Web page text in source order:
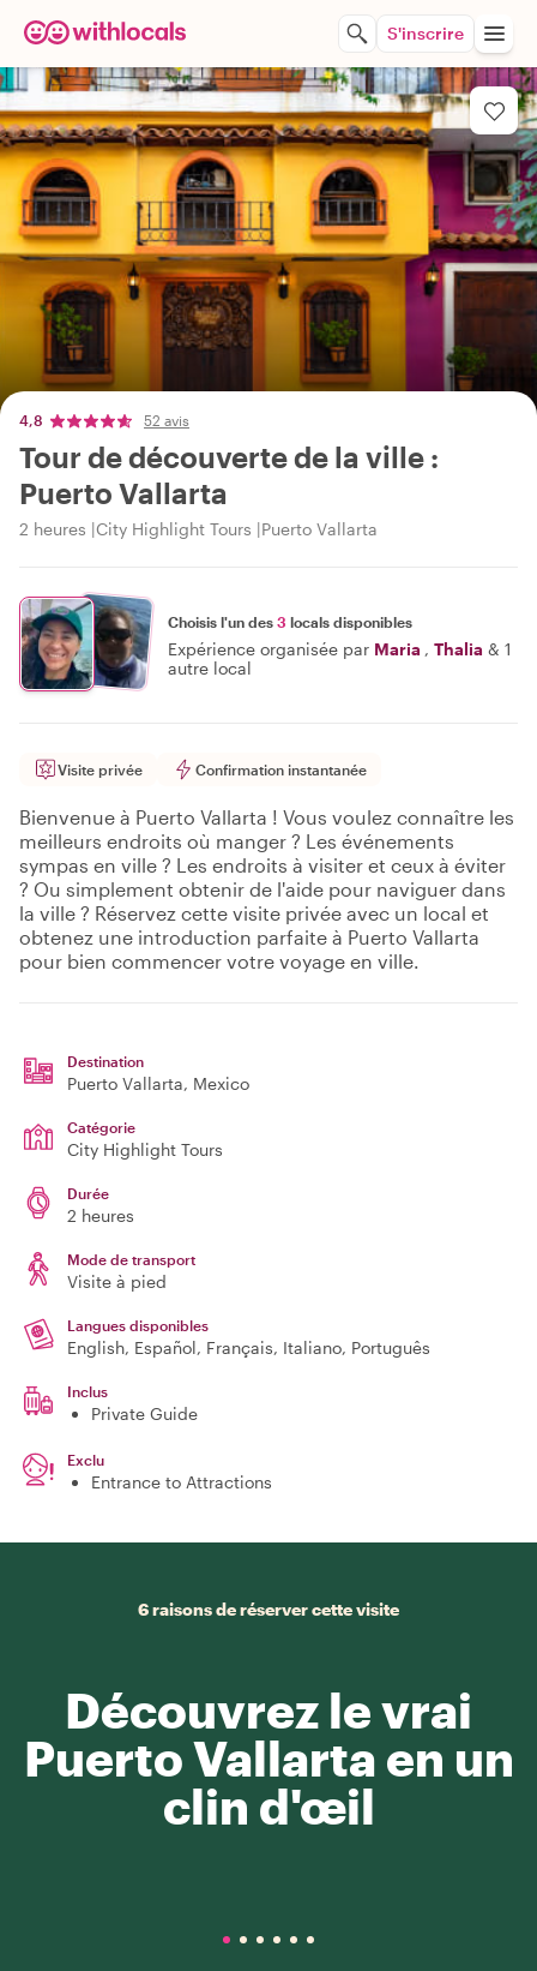
S'inscrire
4,8 52 avis
Tour de découverte de la ville :
Puerto Vallarta
2 heures City Highlight Tours Puerto Vallarta
Choisis l'un des 3 locals disponibles
Expérience organisée par Maria , Thalia & 1
autre local
Visite privée Confirmation instantanée
Bienvenue à Puerto Vallarta ! Vous voulez connaître les
meilleurs endroits où manger ? Les événements
sympas en ville ? Les endroits à visiter et ceux à éviter
? Ou simplement obtenir de l'aide pour naviguer dans
la ville ? Réservez cette visite privée avec un local et
obtenez une introduction parfaite à Puerto Vallarta
pour bien commencer votre voyage en ville.
Destination
Puerto Vallarta, Mexico
Catégorie
City Highlight Tours
Durée
2 heures
Mode de transport
Visite à pied
Langues disponibles
English, Español, Français, Italiano, Português
Inclus
Private Guide
Exclu
Entrance to Attractions
6 raisons de réserver cette visite
Découvrez le vrai
Puerto Vallarta en un
clin d'œil